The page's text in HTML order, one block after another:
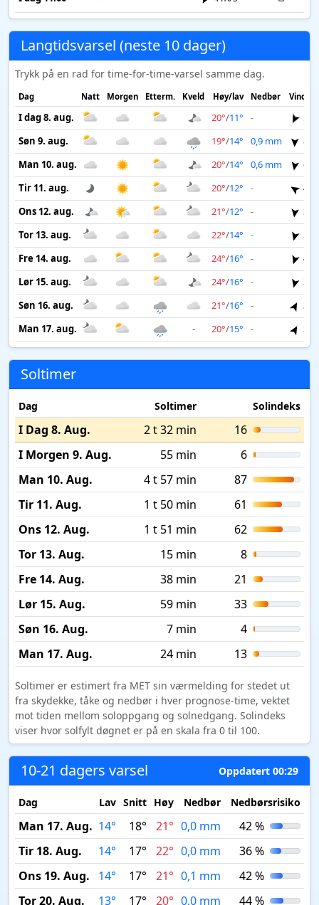
Langtidsvarsel (neste 10 dager)
Trykk på en rad for time-for-time-varsel samme dag.
Dag Natt Morgen Etterm. Kveld Høy/lav Nedbør Vind
I dag 8. aug. 20°/11° -
5
Søn 9. aug.
19°/14° 0,9 mm
8
Man 10. aug.
20°/14° 0,6 mm
6
Tir 11. aug.
20°/12° -
4
Ons 12. aug.
21°/12° -
3
Tor 13. aug.
22°/14° -
5
Fre 14. aug.
24°/16° -
4
Lør 15. aug.
24°/16° -
3
Søn 16. aug.
21°/16° -
3
Man 17. aug.
- 20°/15° - 3
Soltimer
Dag Soltimer Solindeks
I Dag 8. Aug. 2 t 32 min
16
I Morgen 9. Aug.
55 min
6
Man 10. Aug.
4 t 57 min
87
Tir 11. Aug.
1 t 50 min
61
Ons 12. Aug.
1 t 51 min
62
Tor 13. Aug.
15 min
8
Fre 14. Aug.
38 min
21
Lør 15. Aug.
59 min
33
Søn 16. Aug.
7 min
4
Man 17. Aug.
24 min 13
Soltimer er estimert fra MET sin værmelding for stedet ut
fra skydekke, tåke og nedbør i hver prognose-time, vektet
mot tiden mellom soloppgang og solnedgang. Solindeks
viser hvor solfylt døgnet er på en skala fra 0 til 100.
10-21 dagers varsel Oppdatert 00:29
Dag Lav Snitt Høy Nedbør Nedbørsrisiko
Man 17. Aug. 14° 18° 21° 0,0 mm
42 %
Tir 18. Aug.
14° 17° 22° 0,0 mm
36 %
Ons 19. Aug.
14° 17° 21° 0,1 mm
42 %
Tor 20. Aug.
13° 17° 20° 0,0 mm 44 %